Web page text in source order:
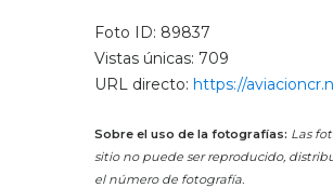
Foto ID: 89837
Vistas únicas: 709
URL directo: https://
Sobre el uso de la fotografías: Las
sitio no puede ser reproducido,
el número de fotografía.